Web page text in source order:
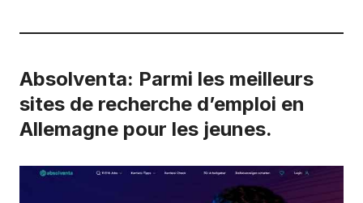
Absolventa: Parmi les meilleurs
sites de recherche d’emploi en
Allemagne pour les jeunes.